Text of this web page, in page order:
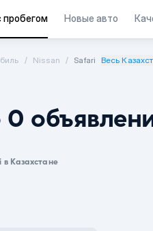
пробегом Новые авто
Nissan Safari Весь
Казахстане